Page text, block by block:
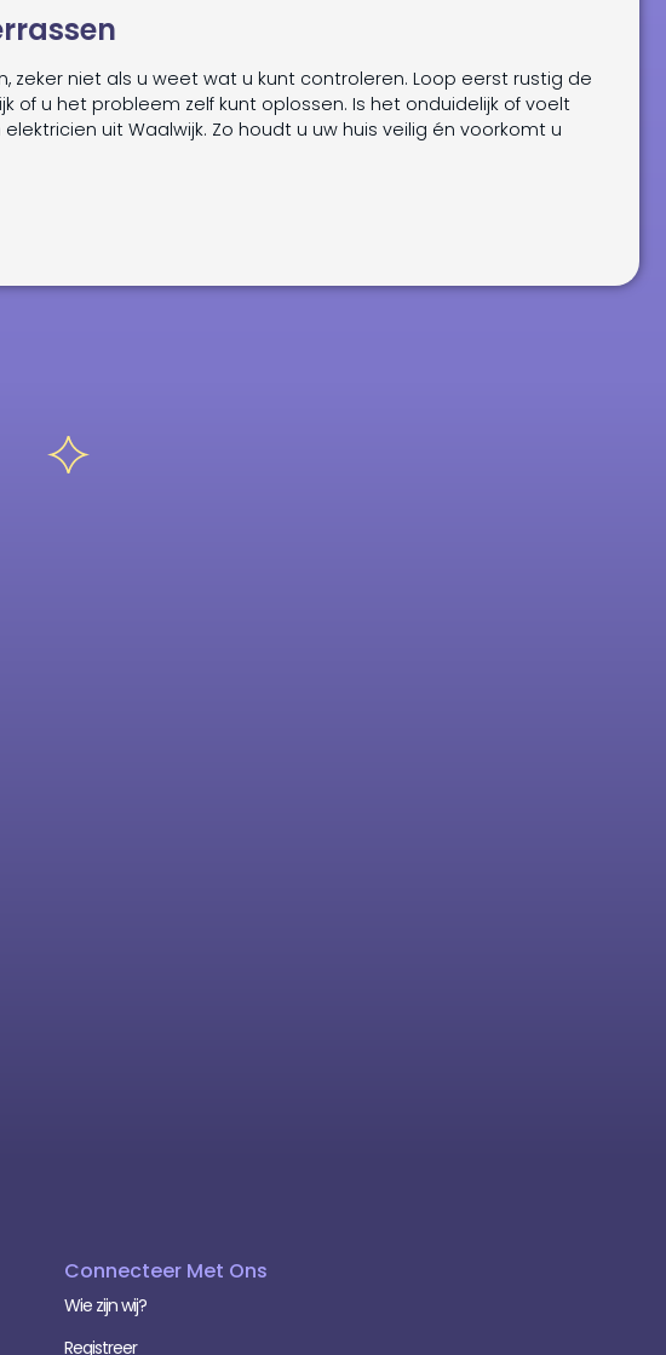
zeker niet als u weet wat u kunt controleren. Loop eerst rustig de
of u het probleem zelf kunt oplossen. Is het onduidelijk of voelt
uit Waalwijk. Zo houdt u uw huis veilig én voorkomt u
Connecteer Met Ons
Wie zijn wij?
Registreer